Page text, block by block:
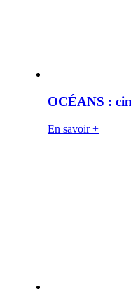
OCÉANS :
En savoir +